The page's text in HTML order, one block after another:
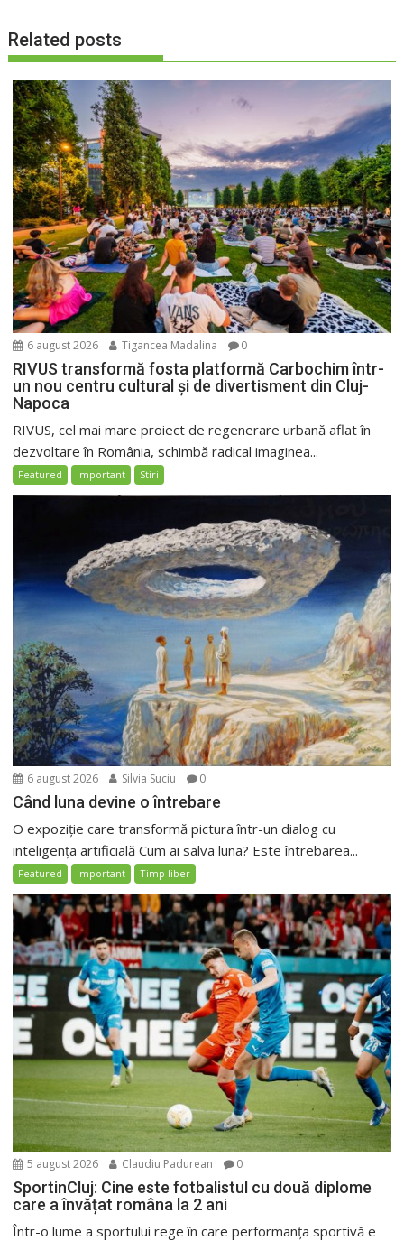
Related posts
6 august 2026 Tigancea Madalina 0
RIVUS transformă fosta platformă Carbochim într-
un nou centru cultural și de divertisment din Cluj-
Napoca
RIVUS, cel mai mare proiect de regenerare urbană aflat în
dezvoltare în România, schimbă radical imaginea...
Featured Important Stiri
6 august 2026 Silvia Suciu 0
Când luna devine o întrebare
O expoziție care transformă pictura într-un dialog cu
inteligența artificială Cum ai salva luna? Este întrebarea...
Featured Important Timp liber
5 august 2026 Claudiu Padurean 0
SportinCluj: Cine este fotbalistul cu două diplome
care a învățat româna la 2 ani
Într-o lume a sportului rege în care performanța sportivă e